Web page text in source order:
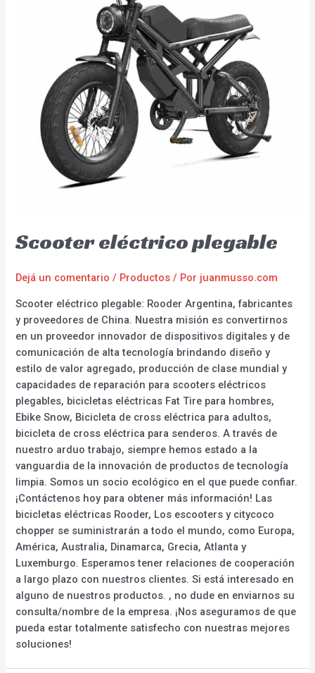
Scooter eléctrico plegable
Dejá un comentario / Productos / Por juanmusso.com
Scooter eléctrico plegable: Rooder Argentina, fabricantes
y proveedores de China. Nuestra misión es convertirnos
en un proveedor innovador de dispositivos digitales y de
comunicación de alta tecnología brindando diseño y
estilo de valor agregado, producción de clase mundial y
capacidades de reparación para scooters eléctricos
plegables, bicicletas eléctricas Fat Tire para hombres,
Ebike Snow, Bicicleta de cross eléctrica para adultos,
bicicleta de cross eléctrica para senderos. A través de
nuestro arduo trabajo, siempre hemos estado a la
vanguardia de la innovación de productos de tecnología
limpia. Somos un socio ecológico en el que puede confiar.
¡Contáctenos hoy para obtener más información! Las
bicicletas eléctricas Rooder, Los escooters y citycoco
chopper se suministrarán a todo el mundo, como Europa,
América, Australia, Dinamarca, Grecia, Atlanta y
Luxemburgo. Esperamos tener relaciones de cooperación
a largo plazo con nuestros clientes. Si está interesado en
alguno de nuestros productos. , no dude en enviarnos su
consulta/nombre de la empresa. ¡Nos aseguramos de que
pueda estar totalmente satisfecho con nuestras mejores
soluciones!